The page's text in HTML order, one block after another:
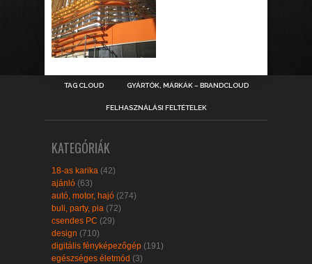
TAG CLOUD GYÁRTÓK, MÁRKÁK – BRANDCLOUD
FELHASZNÁLÁSI FELTÉTELEK
KATEGÓRIÁK
18-as karika (42)
ajánló (63)
autó, motor, hajó (274)
buli, party, pia (72)
csendes PC (29)
design (710)
digitális fényképezőgép (191)
egészséges életmód (3)